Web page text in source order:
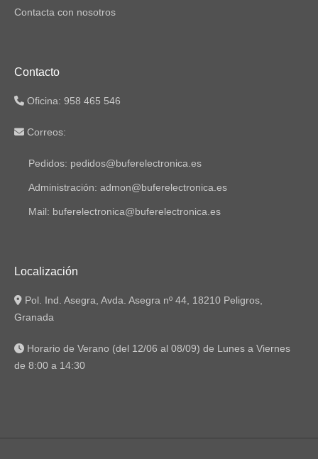
Contacta con nosotros
Contacto
Oficina: 958 465 546
Correos:
Pedidos: pedidos@buferelectronica.es
Administración: admon@buferelectronica.es
Mail: buferelectronica@buferelectronica.es
Localización
Pol. Ind. Asegra, Avda. Asegra nº 44, 18210 Peligros,
Granada
Horario de Verano (del 12/06 al 08/09) de Lunes a Viernes
de 8:00 a 14:30